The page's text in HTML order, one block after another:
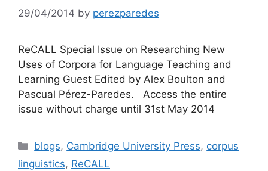
29/04/2014 by perezparedes
ReCALL Special Issue on Researching New
Uses of Corpora for Language Teaching and
Learning Guest Edited by Alex Boulton and
Pascual Pérez-Paredes. Access the entire
issue without charge until 31st May 2014
Categories
blogs, Cambridge University Press, corpus
linguistics, ReCALL